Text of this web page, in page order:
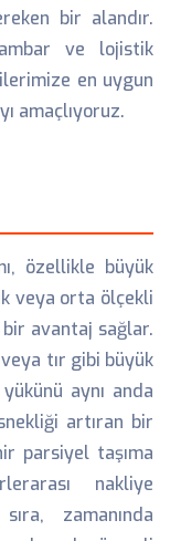
bir alandır.
ve lojistik
en uygun
amaçlıyoruz.
özellikle büyük
veya orta ölçekli
avantaj sağlar.
tır gibi büyük
aynı anda
artıran bir
parsiyel taşıma
nakliye
zamanında